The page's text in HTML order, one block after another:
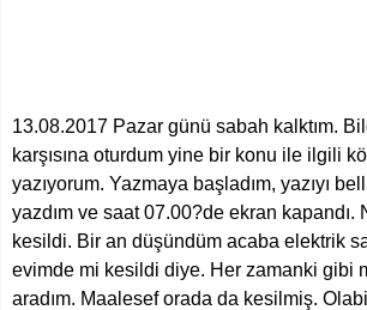
13.08.2017 Pazar günü sabah kalktım.
karşısına oturdum yine bir konu ile ilgili
yazıyorum. Yazmaya başladım, yazıyı
yazdım ve saat 07.00?de ekran kapandı.
kesildi. Bir an düşündüm acaba elektrik
evimde mi kesildi diye. Her zamanki gibi
aradım. Maalesef orada da kesilmiş.